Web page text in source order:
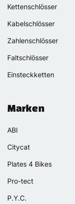
Kettenschlösser
Kabelschlösser
Zahlenschlösser
Faltschlösser
Einsteckketten
Marken
ABI
Citycat
Plates 4 Bikes
Pro-tect
P.Y.C.